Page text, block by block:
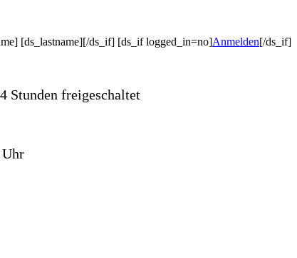
[ds_lastname][/ds_if] [ds_if logged_in=no]Anmelden[/ds_if]
Stunden freigeschaltet
Uhr